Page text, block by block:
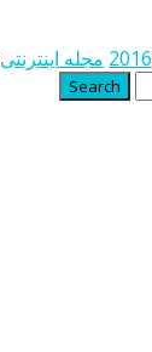
مجله اینترنتی
Search